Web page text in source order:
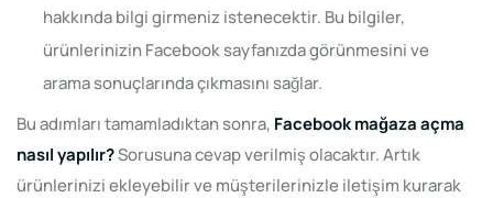
hakkında bilgi girmeniz istenecektir. Bu bilgiler,
ürünlerinizin Facebook sayfanızda görünmesini ve
arama sonuçlarında çıkmasını sağlar.
Bu adımları tamamladıktan sonra, Facebook mağaza açma
nasıl yapılır?Sorusuna cevap verilmiş olacaktır. Artık
ürünlerinizi ekleyebilir ve müşterilerinizle iletişim kurarak